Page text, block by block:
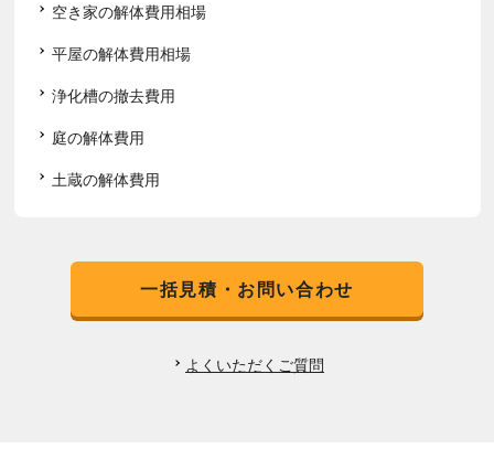
空き家の解体費用相場
平屋の解体費用相場
浄化槽の撤去費用
庭の解体費用
土蔵の解体費用
一括見積・お問い合わせ
よくいただくご質問